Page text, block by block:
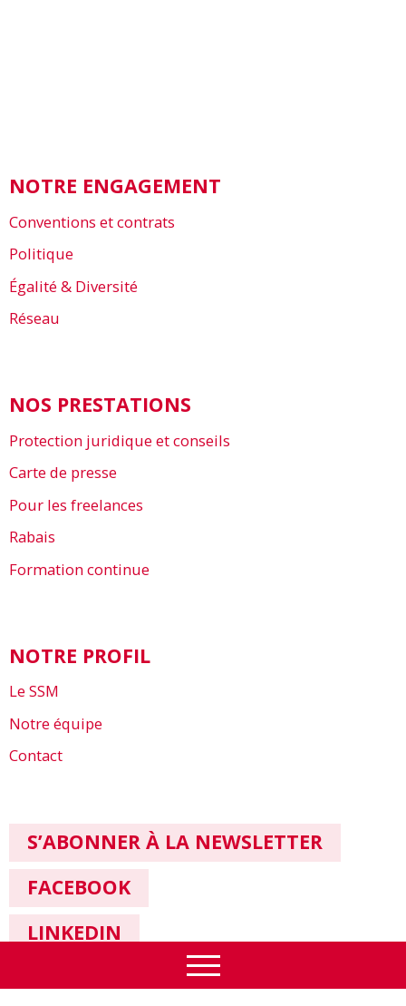
NOTRE ENGAGEMENT
Conventions et contrats
Politique
Égalité & Diversité
Réseau
NOS PRESTATIONS
Protection juridique et conseils
Carte de presse
Pour les freelances
Rabais
Formation continue
NOTRE PROFIL
Le SSM
Notre équipe
Contact
S’ABONNER À LA NEWSLETTER
FACEBOOK
LINKEDIN